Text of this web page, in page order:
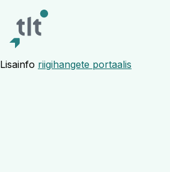
Lisainfo riigihangete portaalis